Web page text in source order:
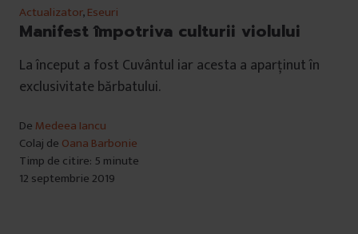
Actualizator,Eseuri
Manifest împotriva culturii violului
La început a fost Cuvântul iar acesta a aparținut în
exclusivitate bărbatului.
De Medeea Iancu
Colaj de Oana Barbonie
Timp de citire: 5 minute
12 septembrie 2019